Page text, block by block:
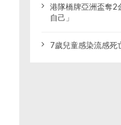
港隊橋牌亞洲盃奪2
自己」
7歲兒童感染流感